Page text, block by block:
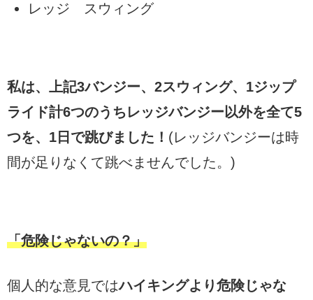
レッジ スウィング
私は、上記3バンジー、2スウィング、1ジップ
ライド計6つのうちレッジバンジー以外を全て5
つを、1日で跳びました！ (レッジバンジーは時
間が足りなくて跳べませんでした。)
「危険じゃないの？」
個人的な意見ではハイキングより危険じゃな